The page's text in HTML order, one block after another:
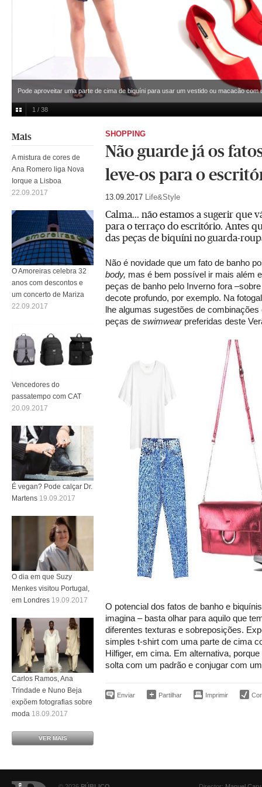
Pode aproveitar uma parte de cima de biquíni para usar um vestido ou macacão com
1 / 38
SHOPPING
Não guarde já os
leve-os para o
13.09.2017 Life&Style
Calma... não estamos a sugerir que
para o terraço do escritório. Antes
das peças de biquíni no guarda-
Não é novidade que um fato de banho
body, mas é bem possível ir mais além
peças de banho pelo Inverno fora
decote profundo, por exemplo. Na
lhe algumas sugestões de
peças de swimwear preferidas deste
O potencial dos fatos de banho e
imagina – basta olhar para aquilo que
diferentes texturas e sobreposições.
simples t-shirt com uma parte de cima
Hilfiger, em cima. Em alternativa,
solta com um padrão e conjugar com
Enviar Partilhar Imprimir
Mais
A mistura de cores de
Ana Romero liga Nova
Iorque a Lisboa
22.09.2017
O Amoreiras celebra 32
anos com descontos e
um concerto de Mariza
22.09.2017
Vencedores do
passatempo com CAT
20.09.2017
É vegan? Pode calçar Dr.
Martens 19.09.2017
O dia em que Suzy
Menkes visitou Portugal,
em Londres 19.09.2017
Carlos Ramos, Ana
Trindade e Nuno Beja
expõem fotografias sobre
moda 18.09.2017
VER MAIS